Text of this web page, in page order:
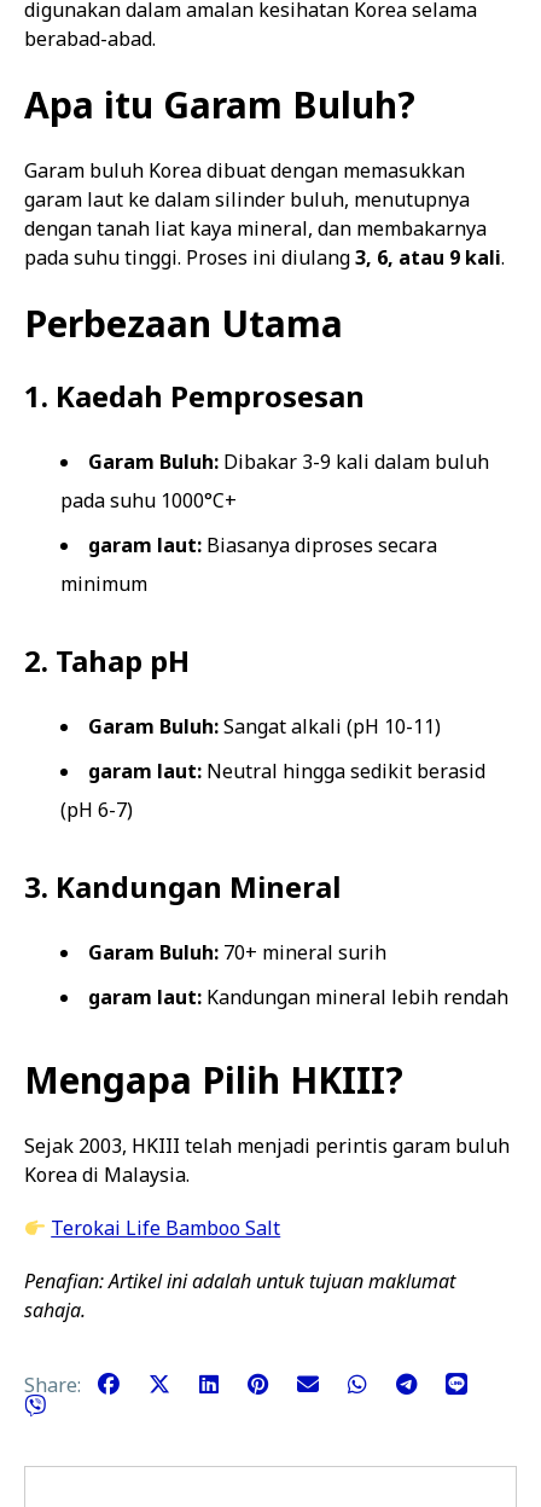
digunakan dalam amalan kesihatan Korea selama
berabad-abad.
Apa itu Garam Buluh?
Garam buluh Korea dibuat dengan memasukkan
garam laut ke dalam silinder buluh, menutupnya
dengan tanah liat kaya mineral, dan membakarnya
pada suhu tinggi. Proses ini diulang3, 6, atau 9 kali.
Perbezaan Utama
1. Kaedah Pemprosesan
Garam Buluh: Dibakar 3-9 kali dalam buluh
pada suhu 1000°C+
garam laut: Biasanya diproses secara
minimum
2. Tahap pH
Garam Buluh:Sangat alkali (pH 10-11)
garam laut: Neutral hingga sedikit berasid
(pH 6-7)
3. Kandungan Mineral
Garam Buluh: 70+ mineral surih
garam laut: Kandungan mineral lebih rendah
Mengapa Pilih HKIII?
Sejak 2003, HKIII telah menjadi perintis garam buluh
Korea di Malaysia.
Terokai Life Bamboo Salt
Penafian: Artikel ini adalah untuk tujuan maklumat
sahaja.
Share: